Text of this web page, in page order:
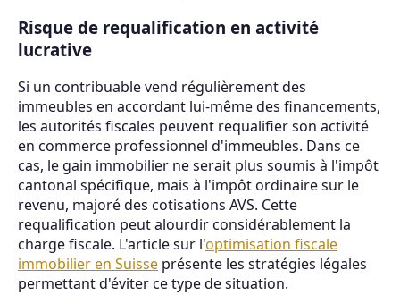
Risque de requalification en activité
lucrative
Si un contribuable vend régulièrement des
immeubles en accordant lui-même des financements,
les autorités fiscales peuvent requalifier son activité
en commerce professionnel d'immeubles. Dans ce
cas, le gain immobilier ne serait plus soumis à l'impôt
cantonal spécifique, mais à l'impôt ordinaire sur le
revenu, majoré des cotisations AVS. Cette
requalification peut alourdir considérablement la
charge fiscale. L'article sur l'optimisation fiscale
immobilier en Suisse présente les stratégies légales
permettant d'éviter ce type de situation.